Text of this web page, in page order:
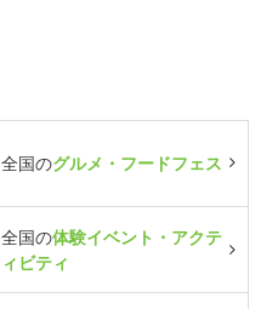
全国のグルメ・フードフェス
全国の体験イベント・アクテ
ィビティ